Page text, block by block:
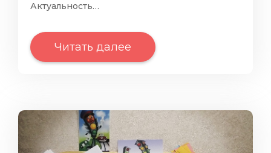
Актуальность…
Читать далее